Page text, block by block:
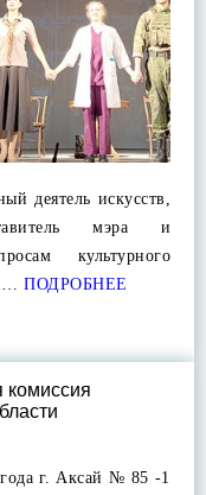
деятель искусств,
мэра и
культурного
ПОДРОБНЕЕ
комиссия
г. Аксай № 85 -1